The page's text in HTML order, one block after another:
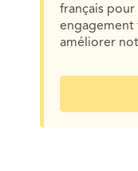
français
engagement
améliorer